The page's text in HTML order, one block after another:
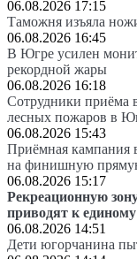
06.08.2026 17:15
Таможня изъяла
06.08.2026 16:45
В Югре усилен
рекордной жары
06.08.2026 16:18
Сотрудники приёма
лесных пожаров в
06.08.2026 15:43
Приёмная кампания
на финишную
06.08.2026 15:17
Рекреационную
приводят к
06.08.2026 14:51
Дети югорчанина